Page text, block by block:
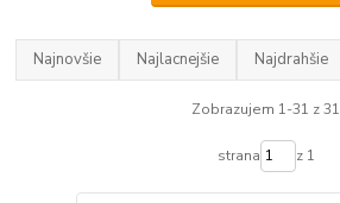
Najnovšie Najlacnejšie Najdrahšie
Zobrazujem 1-31 z 31
strana z 1